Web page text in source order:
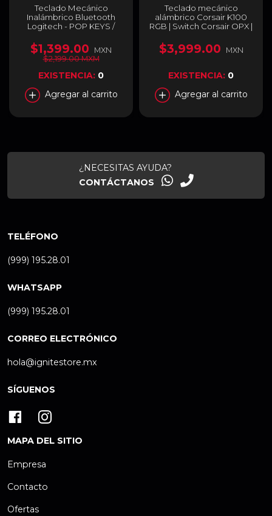
Teclado Mecánico
Inalámbrico Bluetooth
Logitech - POP KEYS /
ESP - 920-011519
$1,399.00
MXN
$2,199.00 MXM
EXISTENCIA: 0
Agregar al carrito
Teclado mecánico
alámbrico Corsair K100
RGB | Switch Corsair OPX |
CH-912A01A-NA
$3,999.00 MXN
EXISTENCIA: 0
Agregar al carrito
¿NECESITAS AYUDA?
CONTÁCTANOS
TELÉFONO
(999) 195.28.01
WHATSAPP
(999) 195.28.01
CORREO ELECTRÓNICO
hola@ignitestore.mx
SÍGUENOS
MAPA DEL SITIO
Empresa
Contacto
Ofertas